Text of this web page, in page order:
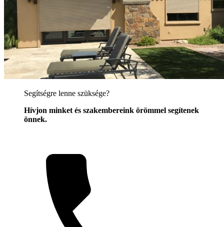
Segítségre lenne szüksége?
Hívjon minket és szakembereink örömmel segítenek
önnek.